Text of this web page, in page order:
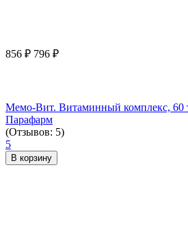
856 ₽ 796 ₽
Мемо-Вит. Витаминный комплекс, 60
Парафарм
(Отзывов: 5)
5
В корзину